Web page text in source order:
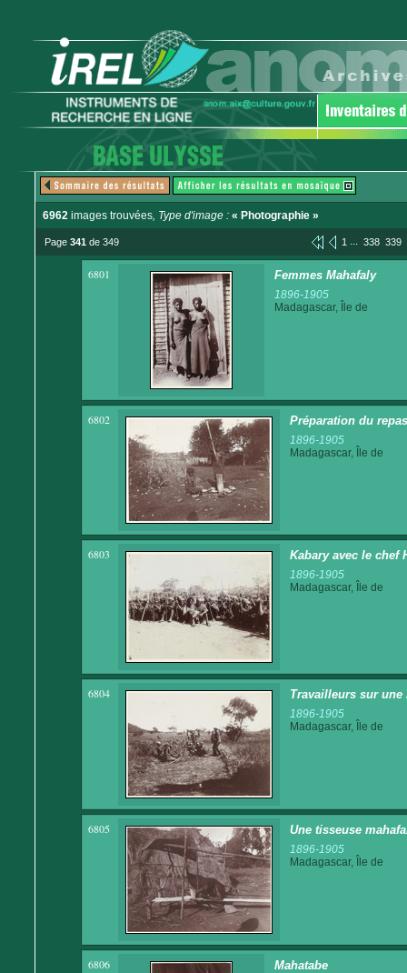
6962 images trouvées, Type d'image : « Photographie »
Page 341 de 349 1 ... 338 339
6801 Femmes Mahafaly
1896-1905
Madagascar, Île de
6802 Préparation du
1896-1905
Madagascar, Île de
6803 Kabary avec le chef
1896-1905
Madagascar, Île de
6804 Travailleurs sur une
1896-1905
Madagascar, Île de
6805 Une tisseuse
1896-1905
Madagascar, Île de
6806 Mahatabe